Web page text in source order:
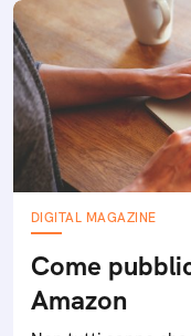
DIGITAL MAGAZINE
Come
Amazon